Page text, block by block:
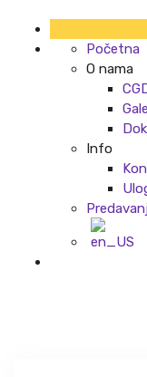
Početna
O nama
Info